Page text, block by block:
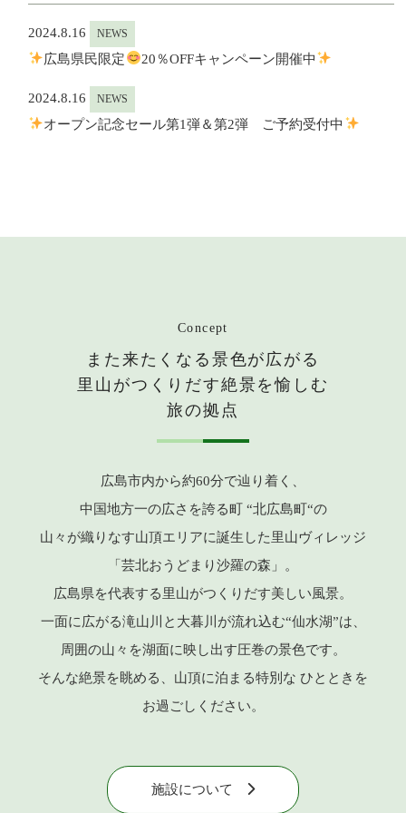
2024.8.16 NEWS
広島県民限定 20％OFFキャンペーン開催中
2024.8.16 NEWS
オープン記念セール第1弾＆第2弾 ご予約受付中
Concept
また来たくなる景色が広がる
里山がつくりだす絶景を愉しむ
旅の拠点
広島市内から約60分で辿り着く、
中国地方一の広さを誇る町 “北広島町“の
山々が織りなす山頂エリアに誕生した里山ヴィレッジ
「芸北おうどまり沙羅の森」。
広島県を代表する里山がつくりだす美しい風景。
一面に広がる滝山川と 大暮川が流れ込む“仙水湖”は、
周囲の山々を湖面に映し出す圧巻の景色です。
そんな絶景を眺める、 山頂に泊まる特別な ひとときを
お過ごしください。
施設について